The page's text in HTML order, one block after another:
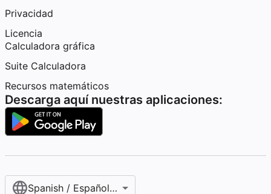
Privacidad
Licencia
Calculadora gráfica
Suite Calculadora
Recursos matemáticos
Descarga aquí nuestras aplicaciones:
Spanish / Español (internacional)